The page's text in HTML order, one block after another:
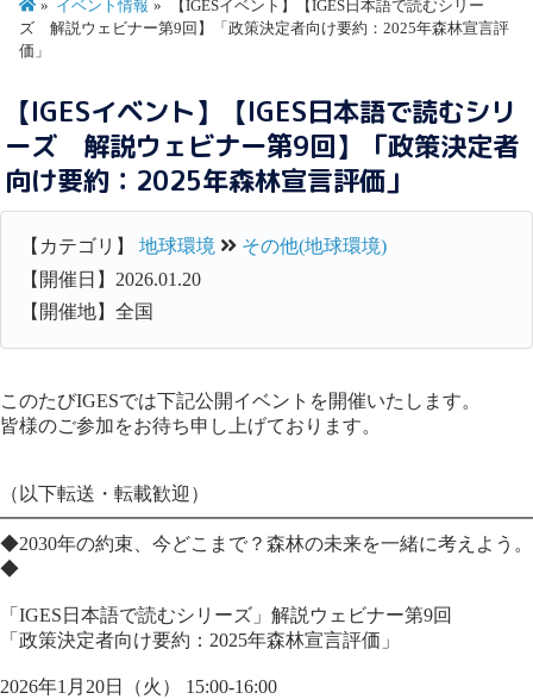
イベント情報
【IGESイベント】【IGES日本語で読むシリー
ズ 解説ウェビナー第9回】「政策決定者向け要約：2025年森林宣言評
価」
【IGESイベント】【IGES日本語で読むシリ
ーズ 解説ウェビナー第9回】「政策決定者
向け要約：2025年森林宣言評価」
【カテゴリ】 地球環境
その他(地球環境)
【開催日】2026.01.20
【開催地】全国
このたびIGESでは下記公開イベントを開催いたします。
皆様のご参加をお待ち申し上げております。
（以下転送・転載歓迎）
◆2030年の約束、今どこまで？森林の未来を一緒に考えよう。
◆
「IGES日本語で読むシリーズ」解説ウェビナー第9回
「政策決定者向け要約：2025年森林宣言評価」
2026年1月20日（火） 15:00-16:00